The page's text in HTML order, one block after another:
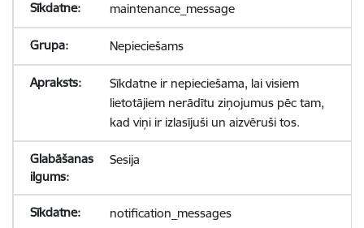
maintenance_message
Nepieciešams
Sīkdatne ir nepieciešama, lai visiem
lietotājiem nerādītu ziņojumus pēc tam,
kad viņi ir izlasījuši un aizvēruši tos.
Sesija
notification_messages